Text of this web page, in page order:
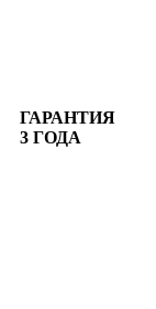
ГАРАНТИЯ
3 ГОДА